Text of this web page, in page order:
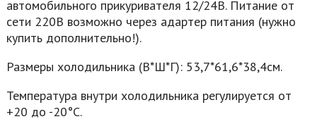
автомобильного прикуривателя 12/24В. Питание от
сети 220В возможно через адартер питания (нужно
купить дополнительно!).
Размеры холодильника (В*Ш*Г): 53,7*61,6*38,4см.
Температура внутри холодильника регулируется от
+20 до -20°C.